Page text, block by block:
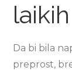
laikih
Da bi bila
preprost,